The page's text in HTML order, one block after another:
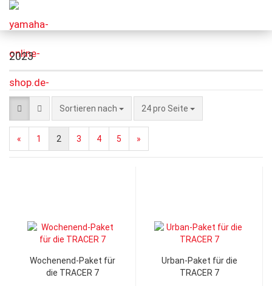
2023
Sortieren nach 24 pro Seite
« 1 2 3 4 5 »
Wochenend-Paket für
die TRACER 7
Urban-Paket für die
TRACER 7